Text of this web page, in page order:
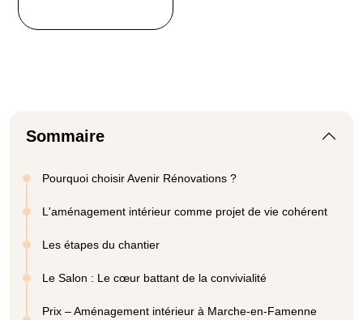
Sommaire
Pourquoi choisir Avenir Rénovations ?
L'aménagement intérieur comme projet de vie cohérent
Les étapes du chantier
Le Salon : Le cœur battant de la convivialité
Prix – Aménagement intérieur à Marche-en-Famenne